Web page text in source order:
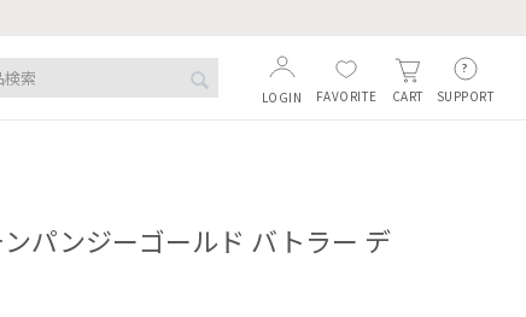
SUPPORT
CART
FAVORITE
LOGIN
パンジーゴールド バトラー デ